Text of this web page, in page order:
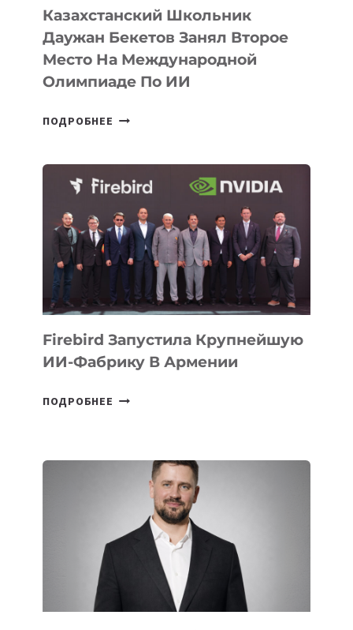
ИИ
Казахстанский Школьник
Даужан Бекетов Занял Второе
Место На Международной
Олимпиаде По ИИ
ПОДРОБНЕЕ КАЗАХСТАНСКИЙ
ЗАНЯЛ
ВТОРОЕ
МЕСТО
НА
МЕЖДУНАРОДНОЙ
ОЛИМПИАДЕ
ПО
ИИ
Firebird Запустила Крупнейшую
ИИ-Фабрику В Армении
ПОДРОБНЕЕ FIREBIRD
ФАБРИКУ
АРМЕНИИ